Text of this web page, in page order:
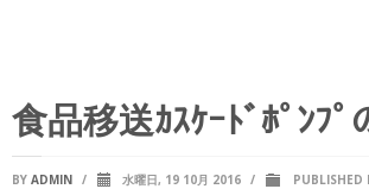
食品移送ｶｽｹｰﾄﾞﾎﾟﾝﾌﾟ
BY ADMIN / 水曜日, 19 10月 2016 / PUBLISHED